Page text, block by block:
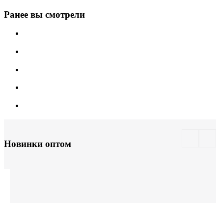
Ранее вы смотрели
Новинки оптом